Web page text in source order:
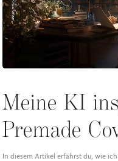
Meine KI
Premade
In diesem Artikel erfährst du, wie